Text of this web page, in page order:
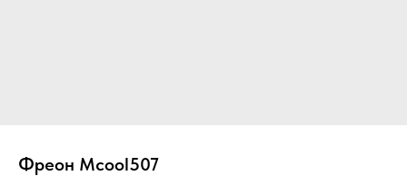
Фреон Mcool507